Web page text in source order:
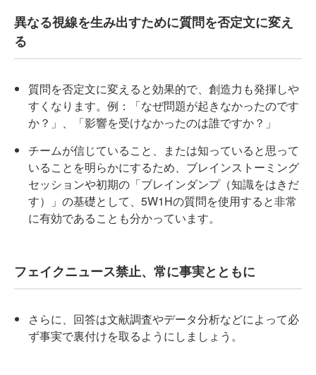
異なる視線を生み出すために質問を否定文に変え
る
質問を否定文に変えると効果的で、創造力も発揮しや
すくなります。例：「なぜ問題が起きなかったのです
か？」、「影響を受けなかったのは誰ですか？」
チームが信じていること、または知っていると思って
いることを明らかにするため、ブレインストーミング
セッションや初期の「ブレインダンプ（知識をはきだ
す）」の基礎として、5W1Hの質問を使用すると非常
に有効であることも分かっています。
フェイクニュース禁止、常に事実とともに
さらに、回答は文献調査やデータ分析などによって必
ず事実で裏付けを取るようにしましょう。